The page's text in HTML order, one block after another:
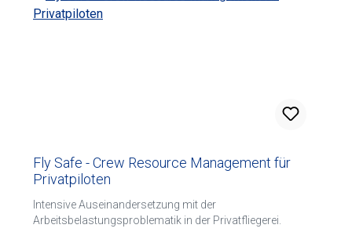
Diagramm zur Berechnung der Seitenwindkomponenten
und Faktoren für die Start- und Landestrecke. Auf Englisch
Fly Safe - Crew Resource Management für
Privatpiloten
Intensive Auseinandersetzung mit der
Arbeitsbelastungsproblematik in der Privatfliegerei.